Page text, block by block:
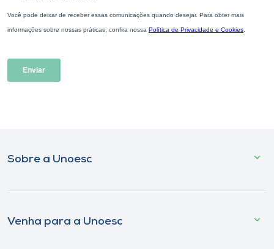
Sobre a Unoesc
Venha para a Unoesc